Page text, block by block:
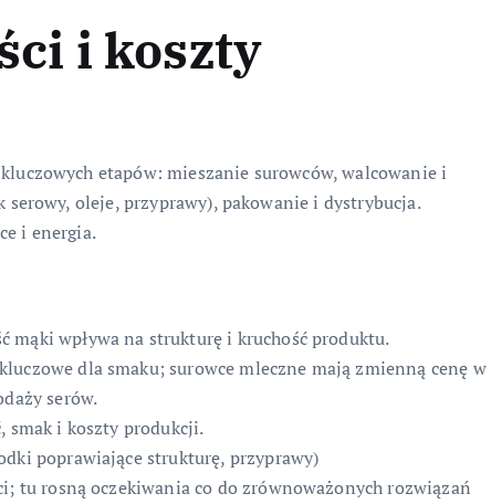
i koszty
etapów: mieszanie surowców, walcowanie i
oleje, przyprawy), pakowanie i dystrybucja.
i energia.
mąki wpływa na strukturę i kruchość produktu.
dla smaku; surowce mleczne mają zmienną cenę w
serów.
smak i koszty produkcji.
poprawiające strukturę, przyprawy)
tu rosną oczekiwania co do zrównoważonych rozwiązań